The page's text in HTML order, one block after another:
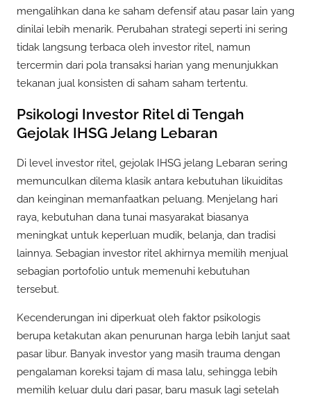
mengalihkan dana ke saham defensif atau pasar lain yang
dinilai lebih menarik. Perubahan strategi seperti ini sering
tidak langsung terbaca oleh investor ritel, namun
tercermin dari pola transaksi harian yang menunjukkan
tekanan jual konsisten di saham saham tertentu.
Psikologi Investor Ritel di Tengah
Gejolak IHSG Jelang Lebaran
Di level investor ritel, gejolak IHSG jelang Lebaran sering
memunculkan dilema klasik antara kebutuhan likuiditas
dan keinginan memanfaatkan peluang. Menjelang hari
raya, kebutuhan dana tunai masyarakat biasanya
meningkat untuk keperluan mudik, belanja, dan tradisi
lainnya. Sebagian investor ritel akhirnya memilih menjual
sebagian portofolio untuk memenuhi kebutuhan
tersebut.
Kecenderungan ini diperkuat oleh faktor psikologis
berupa ketakutan akan penurunan harga lebih lanjut saat
pasar libur. Banyak investor yang masih trauma dengan
pengalaman koreksi tajam di masa lalu, sehingga lebih
memilih keluar dulu dari pasar, baru masuk lagi setelah